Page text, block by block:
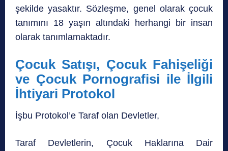
şekilde yasaktır. Sözleşme, genel olarak çocuk
tanımını 18 yaşın altındaki herhangi bir insan
olarak tanımlamaktadır.
Çocuk Satışı, Çocuk Fahişeliği
ve Çocuk Pornografisi ile İlgili
İhtiyari Protokol
İşbu Protokol’e Taraf olan Devletler,
Taraf Devletlerin, Çocuk Haklarına Dair